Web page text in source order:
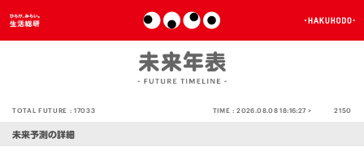
TOTAL FUTURE :17033 TIME :2026.08.08 18:16:27 > 2150
未来予測の詳細